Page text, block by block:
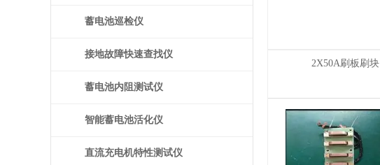
仪
蓄电池巡检仪
接地故障快速查找仪
蓄电池内阻测试仪
智能蓄电池活化仪
直流充电机特性测试仪
2X50A刷板刷块